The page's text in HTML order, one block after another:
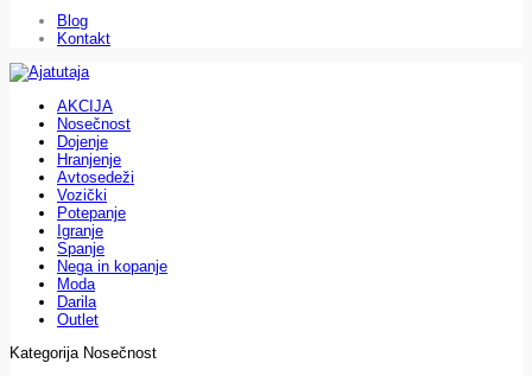
Blog
Kontakt
AKCIJA
Nosečnost
Dojenje
Hranjenje
Avtosedeži
Vozički
Potepanje
Igranje
Spanje
Nega in kopanje
Moda
Darila
Outlet
Kategorija Nosečnost